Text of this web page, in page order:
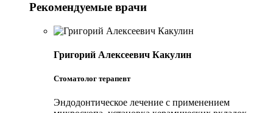
Рекомендуемые врачи
Григорий Алексеевич Какулин
Стоматолог терапевт
Эндодонтическое лечение с применением